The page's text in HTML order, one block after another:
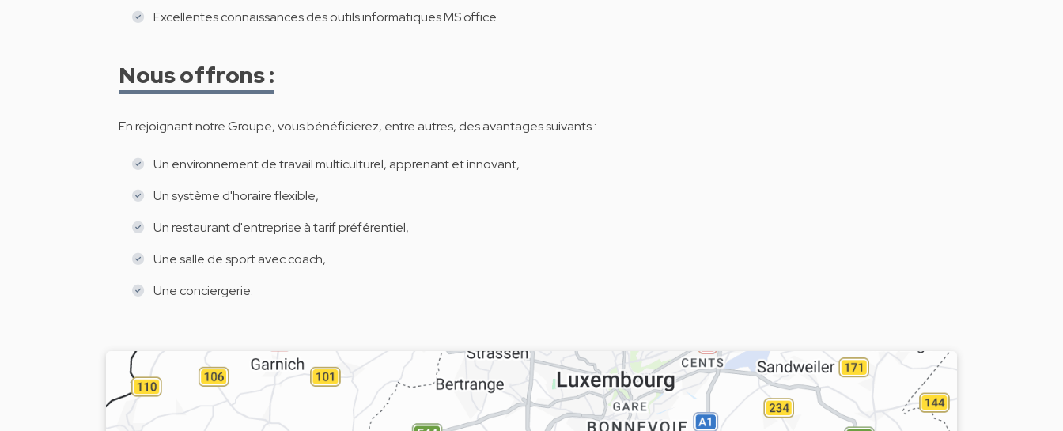
Excellentes connaissances des outils informatiques MS office.
Nous offrons :
En rejoignant notre Groupe, vous bénéficierez, entre autres, des avantages suivants :
Un environnement de travail multiculturel, apprenant et innovant,
Un système d'horaire flexible,
Un restaurant d'entreprise à tarif préférentiel,
Une salle de sport avec coach,
Une conciergerie.